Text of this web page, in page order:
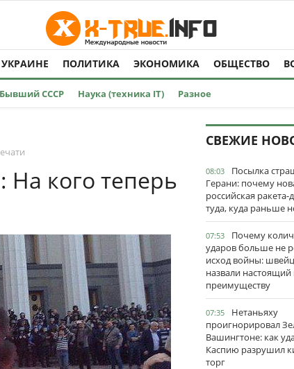
УКРАИНЕ ПОЛИТИКА ЭКОНОМИКА ОБЩЕСТВО
Бывший СССР Наука (техника IT) Разное
На кого теперь
СВЕЖИЕ
08:03
Посылка
Герани: почему
российская ракета-
туда, куда раньше
07:53
Почему
ударов больше не
исход войны:
назвали
преимуществу
07:35
Нетаньяху
проигнорировал
Вашингтоне: как
Каспию разрушил
торг